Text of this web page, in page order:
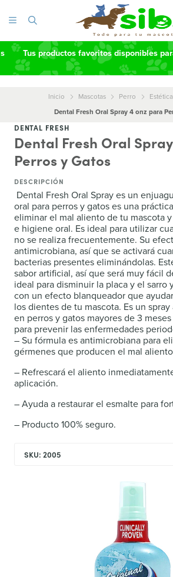
Tus productos favoritos disponibles
Inicio Mascotas Perro
Dental Fresh Oral Spray 4 onz para
DENTAL FRESH
Dental Fresh Oral
Perros y Gatos
DESCRIPCIÓN
Dental Fresh Oral Spray es un
oral para perros y gatos es una
eliminar el mal aliento de tu mascota
e higiene oral. Es ideal para utilizar
no se realiza frecuentemente. Su
antimicrobiana, así que se activará
bacterias presentes eliminándolas.
sabor artificial, así que será muy fácil
ideal para disminuir la placa y el sarro
con un efecto blanqueador que
los dientes de tu mascota. Es un
en perros y gatos mayores de 3
para prevenir las enfermedades
– Su fórmula es antimicrobiana para
gérmenes que producen el mal
– Refrescará el aliento
aplicación.
– Ayuda a restaurar el esmalte para
– Producto 100% seguro.
SKU: 2005